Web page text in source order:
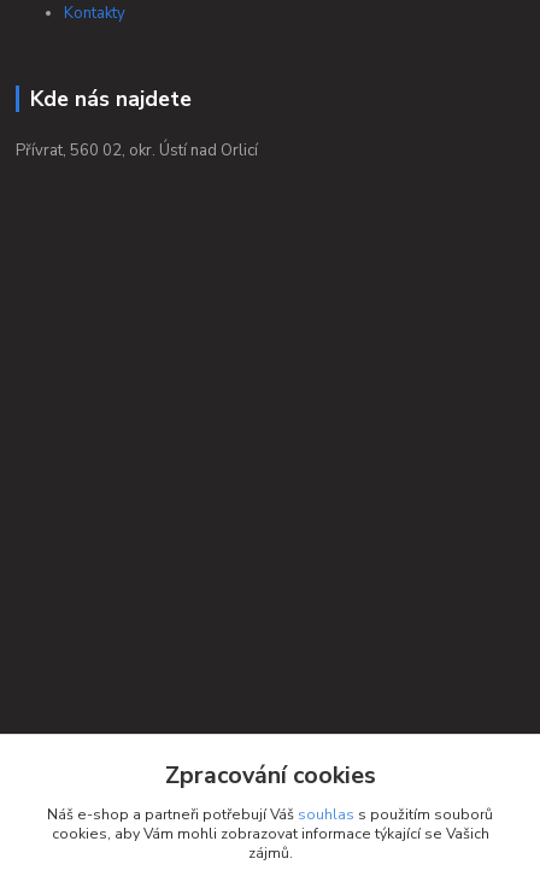
Kontakty
Kde nás najdete
Přívrat, 560 02, okr. Ústí nad Orlicí
Kontakty
Zpracování cookies
Náš e-shop a partneři potřebují Váš souhlas s použitím souborů
cookies, aby Vám mohli zobrazovat informace týkající se Vašich
zájmů.